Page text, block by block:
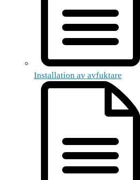
Installation av avfuktare